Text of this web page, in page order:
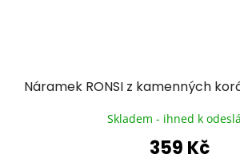
Skladem - ihned k
359 Kč